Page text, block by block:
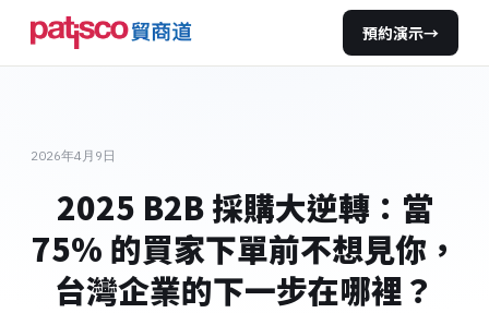
預約演示→
2026年4月9日
2025 B2B 採購大逆轉：當
75% 的買家下單前不想見你，
台灣企業的下一步在哪裡？